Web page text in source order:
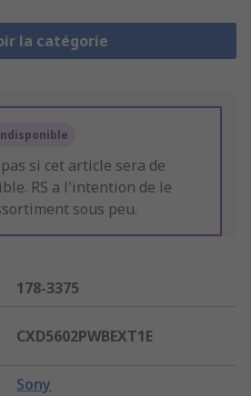
la catégorie
si cet article sera de
RS a l'intention de le
sous peu.
178-3375
CXD5602PWBEXT1E
Sony